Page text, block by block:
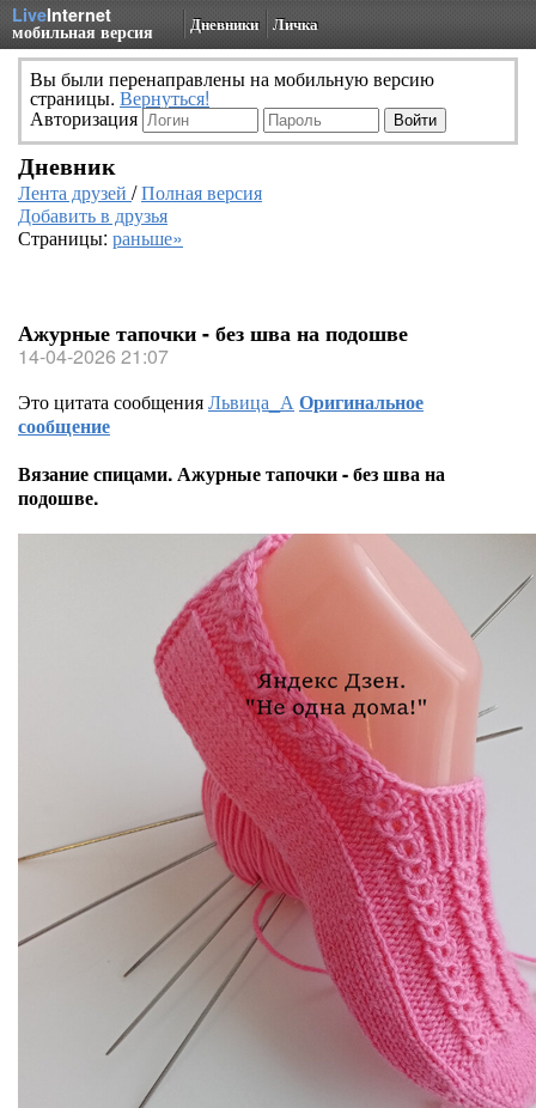
LiveInternet
мобильная версия Дневники Личка
Вы были перенаправлены на мобильную версию
страницы. Вернуться!
Авторизация
Дневник
Лента друзей /Полная версия
Добавить в друзья
Страницы: раньше»
Ажурные тапочки - без шва на подошве
14-04-2026 21:07
Это цитата сообщенияЛьвица_АОригинальное
сообщение
Вязание спицами. Ажурные тапочки - без шва на
подошве.